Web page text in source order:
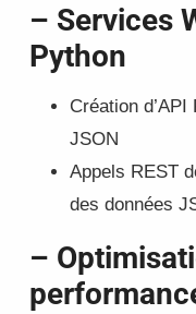
– Services
Python
Création
JSON
Appels REST
des données
–